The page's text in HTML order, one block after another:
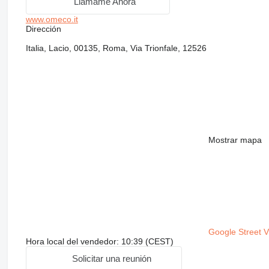
www.omeco.it
Dirección
Italia, Lacio, 00135, Roma, Via Trionfale, 12526
Mostrar mapa
Google Street
Hora local del vendedor: 10:39 (CEST)
Solicitar una reunión